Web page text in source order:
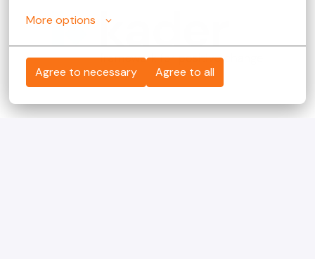
More options
Agree to necessary Agree to all